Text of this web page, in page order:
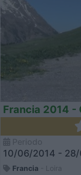
Francia 2014 -
10/06/2014 -
Francia - Loira